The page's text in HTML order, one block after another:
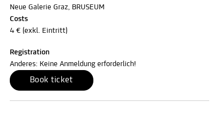
Neue Galerie Graz, BRUSEUM
Costs
4 € (exkl. Eintritt)
Registration
Anderes: Keine Anmeldung erforderlich!
Book ticket